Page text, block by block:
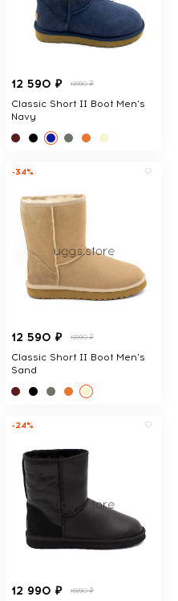
12 590 ₽ 18990 ₽
Classic Short II Boot Men's
Navy
-34%
12 590 ₽ 18990 ₽
Classic Short II Boot Men's
Sand
-24%
12 990 ₽ 16890 ₽